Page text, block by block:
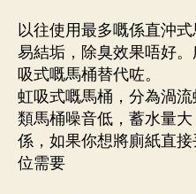
以往使用最多嘅係直沖
易結垢，除臭效果唔好
吸式嘅馬桶替代咗。
虹吸式嘅馬桶，分為渦
類馬桶噪音低，蓄水量
係，如果你想將廁紙直
位需要